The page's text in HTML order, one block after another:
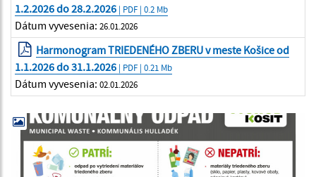
1.2.2026 do 28.2.2026 | PDF | 0.2 Mb
Dátum vyvesenia: 26.01.2026
Harmonogram TRIEDENÉHO ZBERU v meste Košice od
1.1.2026 do 31.1.2026 | PDF | 0.21 Mb
Dátum vyvesenia: 02.01.2026